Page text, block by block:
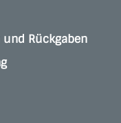
Rückgaben